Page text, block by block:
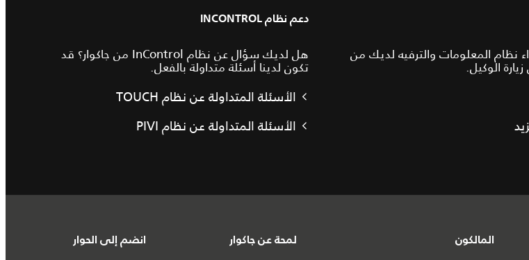
نظام المعلومات والترفيه لديك من
الوكيل.
دعم نظام INCONTROL
هل لديك سؤال عن نظام InControl من جاكوار؟ قد
تكون لدينا أسئلة متداولة بالفعل.
الأسئلة المتداولة عن نظام TOUCH
الأسئلة المتداولة عن نظام PIVI
المالكون لمحة عن جاكوار انضم إلى الحوار